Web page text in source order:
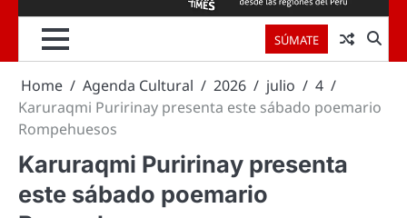
SÚMATE
Home Agenda Cultural 2026 julio
4
Karuraqmi Puririnay presenta este sábado poemario
Rompehuesos
Karuraqmi Puririnay presenta
este sábado poemario